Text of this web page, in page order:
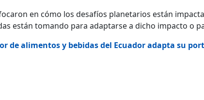
en cómo los desafíos planetarios están
están tomando para adaptarse a dicho impacto o
de alimentos y bebidas del Ecuador adapta su